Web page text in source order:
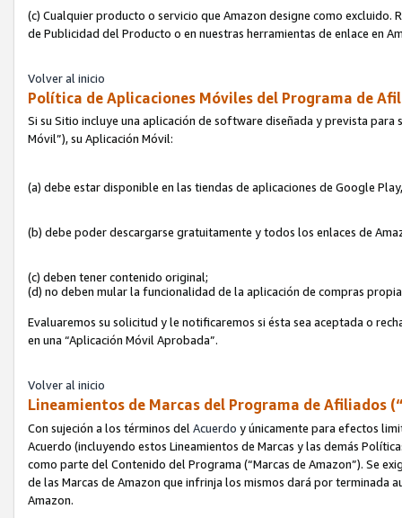
(c) Cualquier producto o servicio que Amazon designe como excluido.
de Publicidad del Producto o en nuestras herramientas de enlace en
Volver al inicio
Política de Aplicaciones Móviles del Programa de
Si su Sitio incluye una aplicación de software diseñada y prevista
Móvil”), su Aplicación Móvil:
(a) debe estar disponible en las tiendas de aplicaciones de Google
(b) debe poder descargarse gratuitamente y todos los enlaces de
(c) deben tener contenido original;
(d) no deben mular la funcionalidad de la aplicación de compras
Evaluaremos su solicitud y le notificaremos si ésta sea aceptada o
en una “Aplicación Móvil Aprobada”.
Volver al inicio
Lineamientos de Marcas del Programa de Afiliados
Con sujeción a los términos del Acuerdo y únicamente para efectos
Acuerdo (incluyendo estos Lineamientos de Marcas y las demás
como parte del Contenido del Programa (“Marcas de Amazon”). Se
de las Marcas de Amazon que infrinja los mismos dará por terminada
Amazon.